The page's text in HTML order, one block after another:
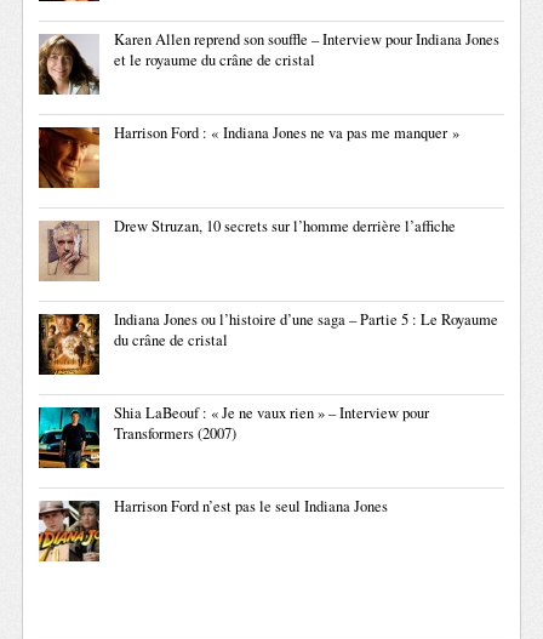
Karen Allen reprend son souffle – Interview pour Indiana Jones
et le royaume du crâne de cristal
Harrison Ford : « Indiana Jones ne va pas me manquer »
Drew Struzan, 10 secrets sur l’homme derrière l’affiche
Indiana Jones ou l’histoire d’une saga – Partie 5 : Le Royaume
du crâne de cristal
Shia LaBeouf : « Je ne vaux rien » – Interview pour
Transformers (2007)
Harrison Ford n’est pas le seul Indiana Jones